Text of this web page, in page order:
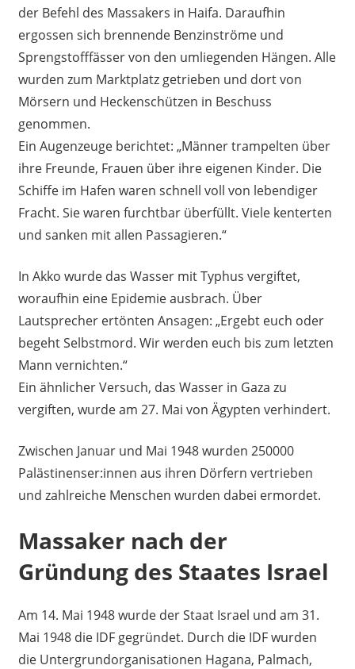
der Befehl des Massakers in Haifa. Daraufhin
ergossen sich brennende Benzinströme und
Sprengstofffässer von den umliegenden Hängen. Alle
wurden zum Marktplatz getrieben und dort von
Mörsern und Heckenschützen in Beschuss
genommen.
Ein Augenzeuge berichtet: „Männer trampelten über
ihre Freunde, Frauen über ihre eigenen Kinder. Die
Schiffe im Hafen waren schnell voll von lebendiger
Fracht. Sie waren furchtbar überfüllt. Viele kenterten
und sanken mit allen Passagieren.“
In Akko wurde das Wasser mit Typhus vergiftet,
woraufhin eine Epidemie ausbrach. Über
Lautsprecher ertönten Ansagen: „Ergebt euch oder
begeht Selbstmord. Wir werden euch bis zum letzten
Mann vernichten.“
Ein ähnlicher Versuch, das Wasser in Gaza zu
vergiften, wurde am 27. Mai von Ägypten verhindert.
Zwischen Januar und Mai 1948 wurden 250000
Palästinenser:innen aus ihren Dörfern vertrieben
und zahlreiche Menschen wurden dabei ermordet.
Massaker nach der
Gründung des Staates Israel
Am 14. Mai 1948 wurde der Staat Israel und am 31.
Mai 1948 die IDF gegründet. Durch die IDF wurden
die Untergrundorganisationen Hagana, Palmach,